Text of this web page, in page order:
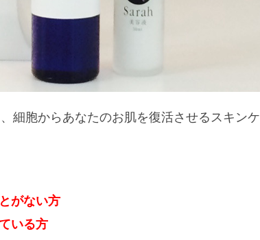
細胞からあなたのお肌を復活させるスキンケ
がない方
いる方